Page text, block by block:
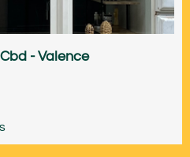
- Valence